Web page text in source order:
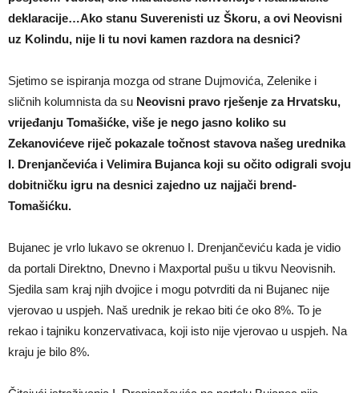
deklaracije…Ako stanu Suverenisti uz Škoru, a ovi Neovisni
uz Kolindu, nije li tu novi kamen razdora na desnici?
Sjetimo se ispiranja mozga od strane Dujmovića, Zelenike i
sličnih kolumnista da su Neovisni pravo rješenje za Hrvatsku,
vrijeđanju Tomašićke, više je nego jasno koliko su
Zekanovićeve riječ pokazale točnost stavova našeg urednika
I. Drenjančevića i Velimira Bujanca koji su očito odigrali svoju
dobitničku igru na desnici zajedno uz najjači brend-
Tomašićku.
Bujanec je vrlo lukavo se okrenuo I. Drenjančeviću kada je vidio
da portali Direktno, Dnevno i Maxportal pušu u tikvu Neovisnih.
Sjedila sam kraj njih dvojice i mogu potvrditi da ni Bujanec nije
vjerovao u uspjeh. Naš urednik je rekao biti će oko 8%. To je
rekao i tajniku konzervativaca, koji isto nije vjerovao u uspjeh. Na
kraju je bilo 8%.